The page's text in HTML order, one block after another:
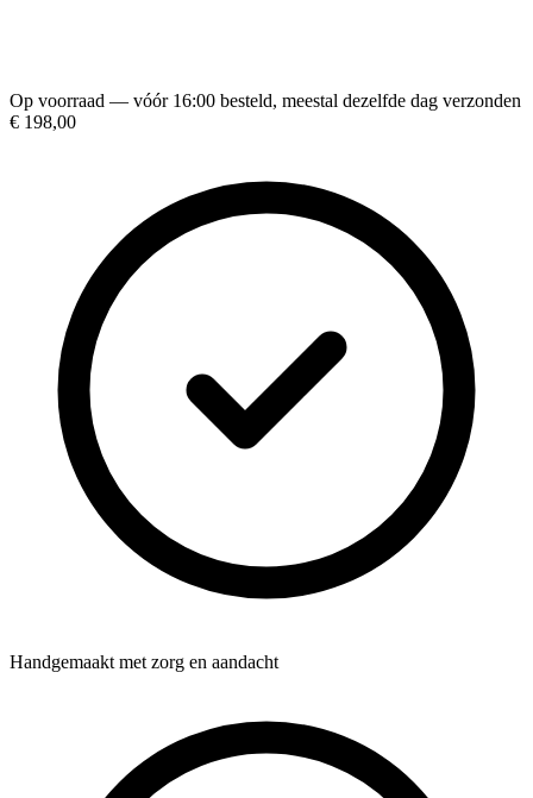
Op voorraad — vóór 16:00 besteld, meestal dezelfde dag verzonden
€ 198,00
Handgemaakt met zorg en aandacht